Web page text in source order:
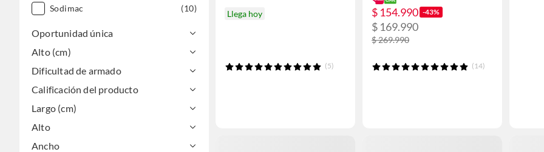
Sodimac
(10)
Oportunidad única
Alto (cm)
Dificultad de armado
Calificación del producto
Largo (cm)
Alto
Ancho
Llega hoy
(5)
$ 154.990 -43%
$ 169.990
$ 269.990
(14)